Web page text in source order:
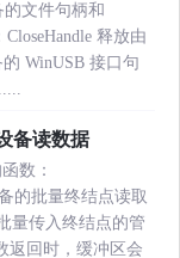
文件句柄和
释放由
的 WinUSB 接口句
备读数据
数：
备的批量终结点读取
量传入终结点的管
返回时，缓冲区会